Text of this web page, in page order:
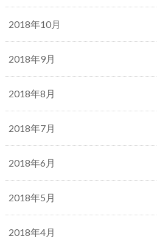
2018年10月
2018年9月
2018年8月
2018年7月
2018年6月
2018年5月
2018年4月